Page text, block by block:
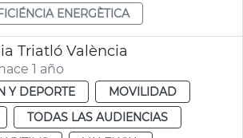
ENERGÈTICA
Triatló València
1 año
Y DEPORTE
MOVILIDAD
TODAS LAS AUDIENCIAS